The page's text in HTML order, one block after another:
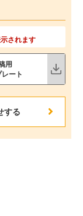
されます
用
ート
する